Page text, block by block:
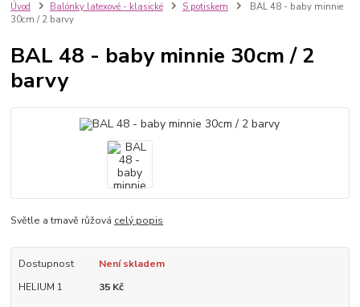
Úvod Balónky latexové - klasické S potiskem
BAL 48 - baby minnie
30cm / 2 barvy
BAL 48 - baby minnie 30cm / 2
barvy
Světle a tmavě růžová celý popis
Dostupnost
Není skladem
HELIUM 1
35 Kč